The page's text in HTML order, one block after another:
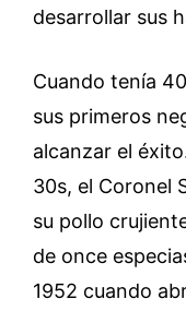
desarrollar sus
Cuando tenía
sus primeros
alcanzar el
30s, el Coronel
su pollo
de once
1952 cuando